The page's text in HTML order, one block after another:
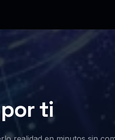
ti